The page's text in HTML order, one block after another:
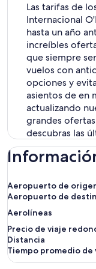
Las tarifas de
Internacional
hasta un año
increíbles
que siempre
vuelos con
opciones y
asientos de en
actualizando
grandes
descubras las
Aeropuerto de
Aeropuerto de
Aerolíneas
Precio de viaje
Distancia
Tiempo promedio de